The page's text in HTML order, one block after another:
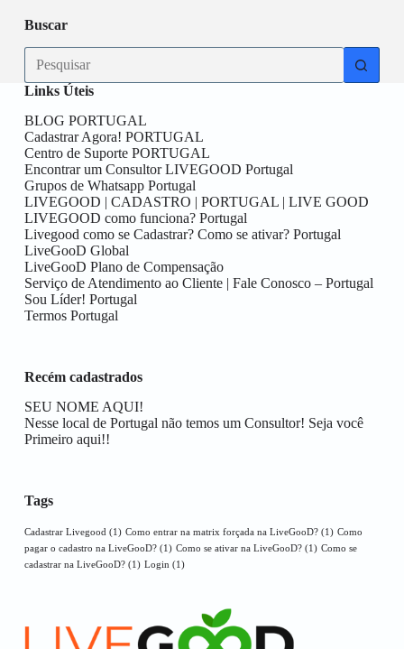
Buscar
Links Úteis
BLOG PORTUGAL
Cadastrar Agora! PORTUGAL
Centro de Suporte PORTUGAL
Encontrar um Consultor LIVEGOOD Portugal
Grupos de Whatsapp Portugal
LIVEGOOD | CADASTRO | PORTUGAL | LIVE GOOD
LIVEGOOD como funciona? Portugal
Livegood como se Cadastrar? Como se ativar? Portugal
LiveGooD Global
LiveGooD Plano de Compensação
Serviço de Atendimento ao Cliente | Fale Conosco – Portugal
Sou Líder! Portugal
Termos Portugal
Recém cadastrados
SEU NOME AQUI!
Nesse local de Portugal não temos um Consultor! Seja você
Primeiro aqui!!
Tags
Cadastrar Livegood (1) Como entrar na matrix forçada na LiveGooD?(1) Como
pagar o cadastro na LiveGooD?(1) Como se ativar na LiveGooD?(1) Como se
cadastrar na LiveGooD?(1) Login (1)